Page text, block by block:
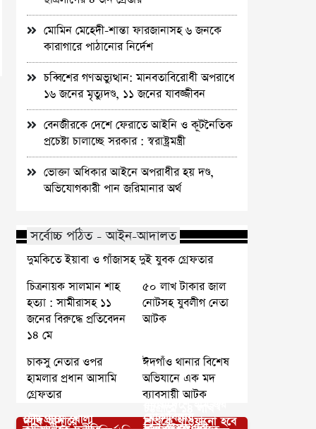
মোমিন মেহেদী-শান্তা ফারজানাসহ ৬ জনকে
কারাগারে পাঠানোর নির্দেশ
চব্বিশের গণঅভ্যুত্থান: মানবতাবিরোধী অপরাধে
১৬ জনের মৃত্যুদণ্ড, ১১ জনের যাবজ্জীবন
বেনজীরকে দেশে ফেরাতে আইনি ও কূটনৈতিক
প্রচেষ্টা চালাচ্ছে সরকার : স্বরাষ্ট্রমন্ত্রী
ভোক্তা অধিকার আইনে অপরাধীর হয় দণ্ড,
অভিযোগকারী পান জরিমানার অর্থ
সর্বোচ্চ পঠিত - আইন-আদালত
দুমকিতে ইয়াবা ও গাঁজাসহ দুই যুবক গ্রেফতার
চিত্রনায়ক সালমান শাহ
হত্যা : সামীরাসহ ১১
জনের বিরুদ্ধে প্রতিবেদন
১৪ মে
৫০ লাখ টাকার জাল
নোটসহ যুবলীগ নেতা
আটক
চাকসু নেতার ওপর
হামলার প্রধান আসামি
গ্রেফতার
ঈদগাঁও থানার বিশেষ
অভিযানে এক মদ
ব্যাবসায়ী আটক
দাবি আদায়ে
শিশুকে খাওয়ানো হবে
চৌদ্দগ্রামে খোলা
মোকাবিলায়